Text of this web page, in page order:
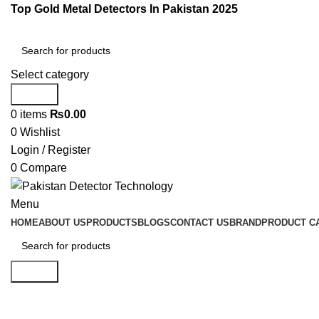
Top Gold Metal Detectors In Pakistan 2025
Select category
0 items ₨0.00
0 Wishlist
Login / Register
0 Compare
Menu
HOMEABOUT US PRODUCTS BLOGSCONTACT US BRANDPRODUCT